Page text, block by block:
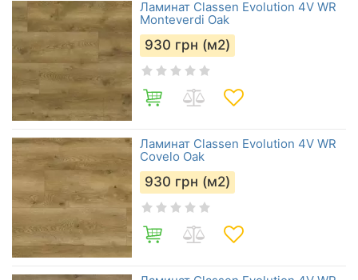
Ламинат Classen Evolution 4V WR
Monteverdi Oak
930 грн (м2)
Ламинат Classen Evolution 4V WR
Covelo Oak
930 грн (м2)